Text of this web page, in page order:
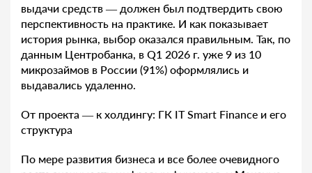
выдачи средств — должен был подтвердить свою
перспективность на практике. И как показывает
история рынка, выбор оказался правильным. Так, по
данным Центробанка, в Q1 2026 г. уже 9 из 10
микрозаймов в России (91%) оформлялись и
выдавались удаленно.
От проекта — к холдингу: ГК IT Smart Finance и его
структура
По мере развития бизнеса и все более очевидного